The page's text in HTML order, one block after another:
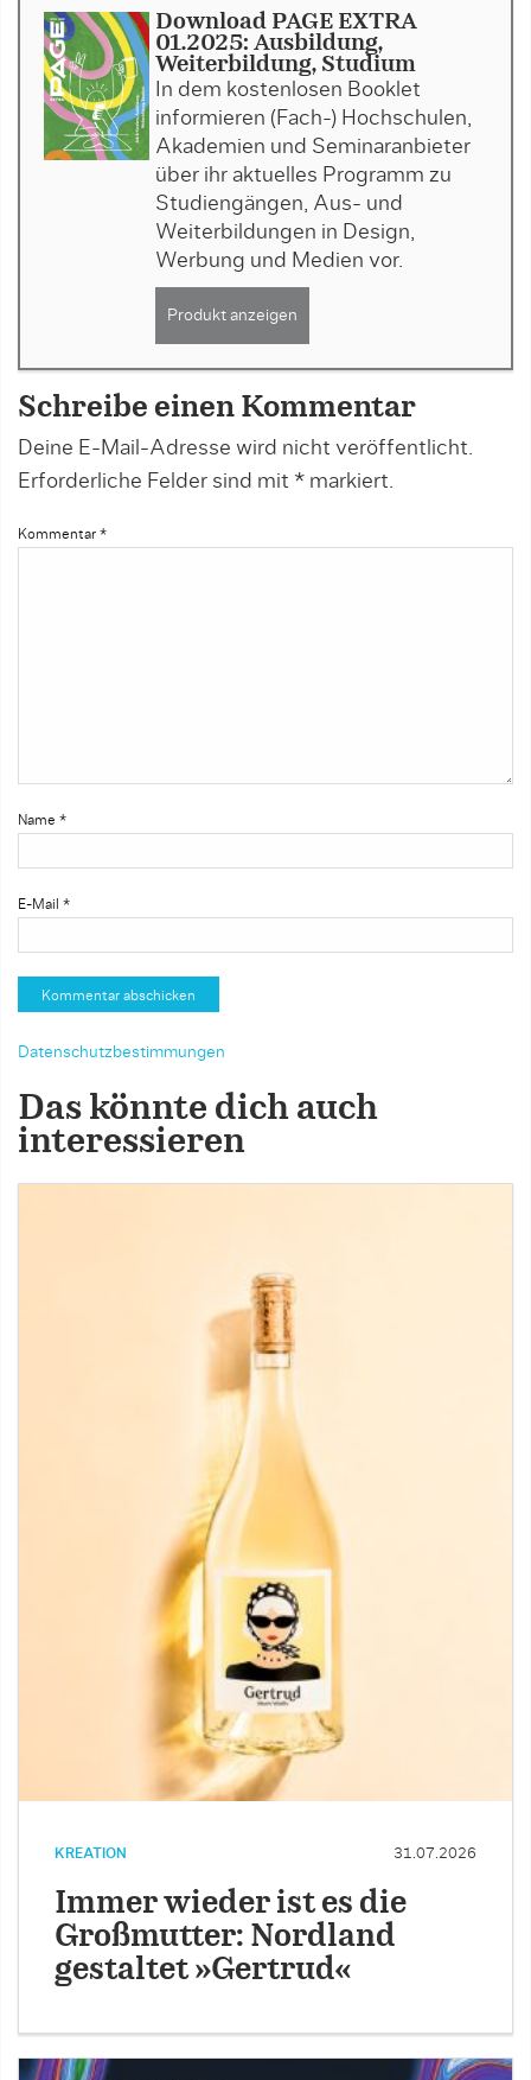
Download PAGE EXTRA
01.2025: Ausbildung,
Weiterbildung, Studium
In dem kostenlosen Booklet
informieren (Fach-) Hochschulen,
Akademien und Seminaranbieter
über ihr aktuelles Programm zu
Studiengängen, Aus- und
Weiterbildungen in Design,
Werbung und Medien vor.
Produkt anzeigen
Schreibe einen Kommentar
Deine E-Mail-Adresse wird nicht veröffentlicht.
Erforderliche Felder sind mit * markiert.
Kommentar *
Name *
E-Mail *
Datenschutzbestimmungen
Das könnte dich auch
interessieren
KREATION 31.07.2026
Immer wieder ist es die
Großmutter: Nordland
gestaltet »Gertrud«